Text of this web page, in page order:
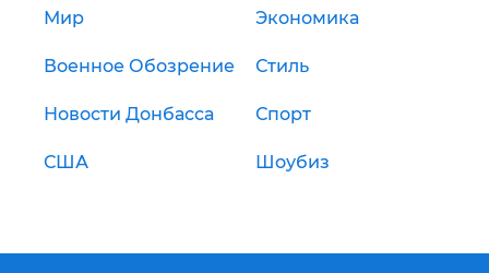
Мир Экономика
Военное Обозрение Стиль
Новости Донбасса Спорт
США Шоубиз